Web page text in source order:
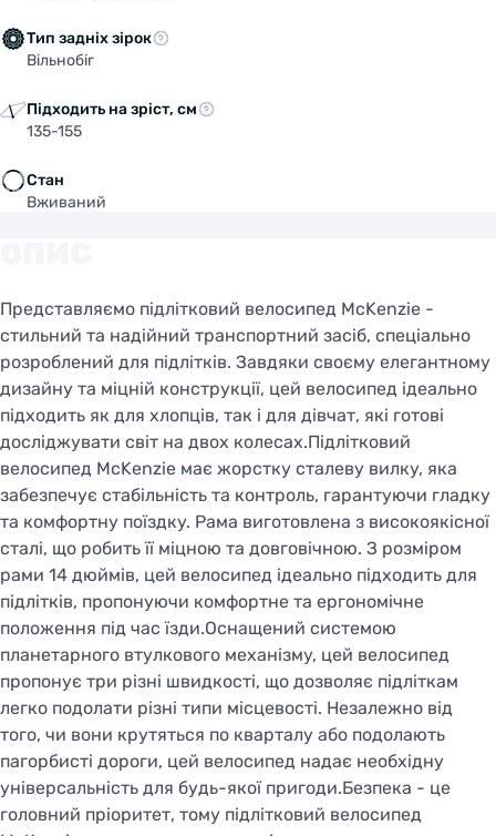
Тип задніх зірок
Вільнобіг
Підходить на зріст, см
135-155
Стан
Вживаний
Представляємо підлітковий велосипед McKenzie -
стильний та надійний транспортний засіб, спеціально
розроблений для підлітків. Завдяки своєму елегантному
дизайну та міцній конструкції, цей велосипед ідеально
підходить як для хлопців, так і для дівчат, які готові
досліджувати світ на двох колесах.Підлітковий
велосипед McKenzie має жорстку сталеву вилку, яка
забезпечує стабільність та контроль, гарантуючи гладку
та комфортну поїздку. Рама виготовлена з високоякісної
сталі, що робить її міцною та довговічною. З розміром
рами 14 дюймів, цей велосипед ідеально підходить для
підлітків, пропонуючи комфортне та ергономічне
положення під час їзди.Оснащений системою
планетарного втулкового механізму, цей велосипед
пропонує три різні швидкості, що дозволяє підліткам
легко подолати різні типи місцевості. Незалежно від
того, чи вони крутяться по кварталу або подолають
пагорбисті дороги, цей велосипед надає необхідну
універсальність для будь-якої пригоди.Безпека - це
головний пріоритет, тому підлітковий велосипед